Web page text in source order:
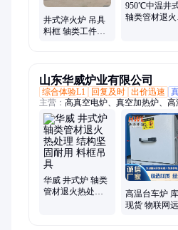
井式淬火炉 吊具
料框 轴类工件淬
950℃中温井
轴类管材退火
山东华威炉业有限公司
综合体验L1
回复及时 出价迅速
主营： 高真空电炉、真空加热炉、高
空气氛炉、无氧真空电炉、真空炉
马弗炉、管式炉、退火炉、熔块炉
炉、回转窑炉、井式炉、立式炉
华威 井式炉 轴类
管材退火热处理
高温台车炉
现货 物联网